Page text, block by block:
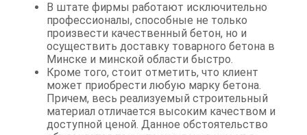
В штате фирмы работают исключительно
профессионалы, способные не только
произвести качественный бетон, но и
осуществить доставку товарного бетона в
Минске и минской области быстро.
Кроме того, стоит отметить, что клиент
может приобрести любую марку бетона.
Причем, весь реализуемый строительный
материал отличается высоким качеством и
доступной ценой. Данное обстоятельство